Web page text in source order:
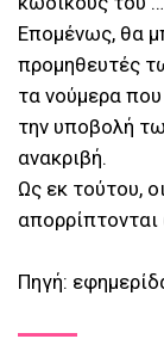
Επομένως, θα
προμηθευτές
τα νούμερα που
την υποβολή
ανακριβή.
Ως εκ τούτου,
Πηγή: